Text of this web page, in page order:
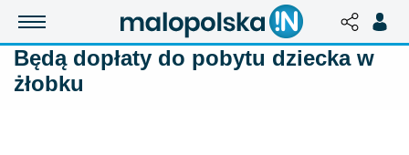
Będą dopłaty do pobytu dziecka w
żłobku